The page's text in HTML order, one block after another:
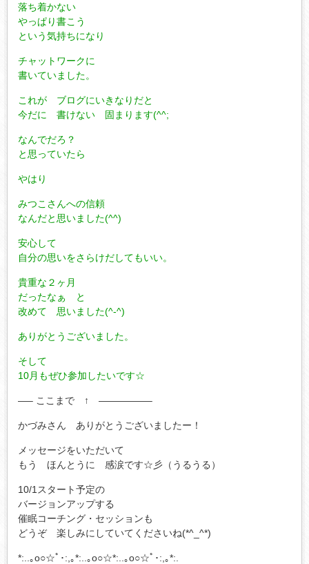
落ち着かない
やっぱり書こう
という気持ちになり
チャットワークに
書いていました。
これが ブログにいきなりだと
今だに 書けない 固まります(^^;
なんでだろ？
と思っていたら
やはり
みつこさんへの信頼
なんだと思いました(^^)
安心して
自分の思いをさらけだしてもいい。
貴重な２ヶ月
だったなぁ と
改めて 思いました(^-^)
ありがとうございました。
そして
10月もぜひ参加したいです☆
—– ここまで ↑ —————–
かづみさん ありがとうございましたー！
メッセージをいただいて
もう ほんとうに 感涙です☆彡（うるうる）
10/1スタート予定の
バージョンアップする
催眠コーチング・セッションも
どうぞ 楽しみにしていてくださいね(*^_^*)
*:..｡o○☆ﾟ･:,｡*:..｡o○☆*:..｡o○☆ﾟ･:,｡*:.